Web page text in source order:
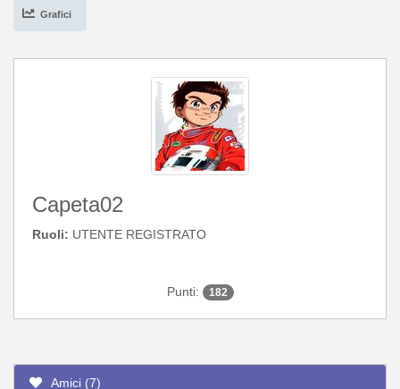
Grafici
Capeta02
Ruoli: UTENTE REGISTRATO
Punti: 182
Amici (7)